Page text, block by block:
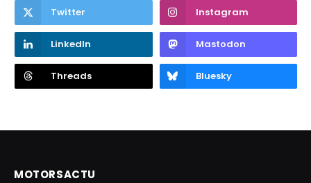
Twitter Instagram
LinkedIn Mastodon
Threads Bluesky
MOTORSACTU